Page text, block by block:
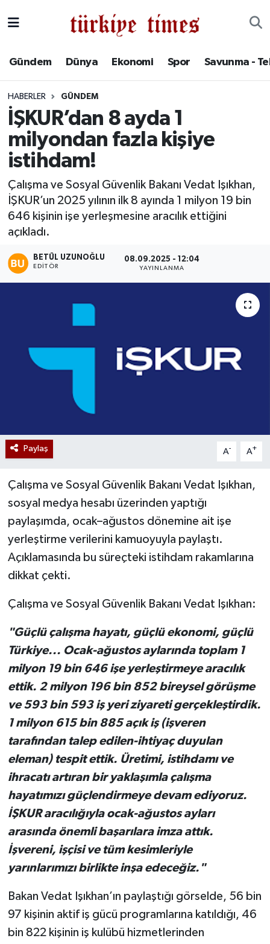
Gündem Dünya Ekonomi Spor Savunma -
HABERLER GÜNDEM
İŞKUR’dan 8 ayda 1
milyondan fazla kişiye
istihdam!
Çalışma ve Sosyal Güvenlik Bakanı Vedat Işıkhan,
İŞKUR’un 2025 yılının ilk 8 ayında 1 milyon 19 bin
646 kişinin işe yerleşmesine aracılık ettiğini
açıkladı.
BETÜL UZUNOĞLU
EDITÖR
08.09.2025 - 12:04
YAYINLANMA
Paylaş A- A+
Çalışma ve Sosyal Güvenlik Bakanı Vedat Işıkhan,
sosyal medya hesabı üzerinden yaptığı
paylaşımda, ocak–ağustos dönemine ait işe
yerleştirme verilerini kamuoyuyla paylaştı.
Açıklamasında bu süreçteki istihdam rakamlarına
dikkat çekti.
Çalışma ve Sosyal Güvenlik Bakanı Vedat Işıkhan:
"Güçlü çalışma hayatı, güçlü ekonomi, güçlü
Türkiye... Ocak-ağustos aylarında toplam 1
milyon 19 bin 646 işe yerleştirmeye aracılık
ettik. 2 milyon 196 bin 852 bireysel görüşme
ve 593 bin 593 iş yeri ziyareti gerçekleştirdik.
1 milyon 615 bin 885 açık iş (işveren
tarafından talep edilen-ihtiyaç duyulan
eleman) tespit ettik. Üretimi, istihdamı ve
ihracatı artıran bir yaklaşımla çalışma
hayatımızı güçlendirmeye devam ediyoruz.
İŞKUR aracılığıyla ocak-ağustos ayları
arasında önemli başarılara imza attık.
İşvereni, işçisi ve tüm kesimleriyle
yarınlarımızı birlikte inşa edeceğiz."
Bakan Vedat Işıkhan’ın paylaştığı görselde, 56 bin
97 kişinin aktif iş gücü programlarına katıldığı, 46
bin 822 kişinin iş kulübü hizmetlerinden
Spor
Savunma - Teknoloji
Kültür - Sanat
Yaşam
Tüm Manşetler
Son Dakika Haberleri
Haber Arşivi